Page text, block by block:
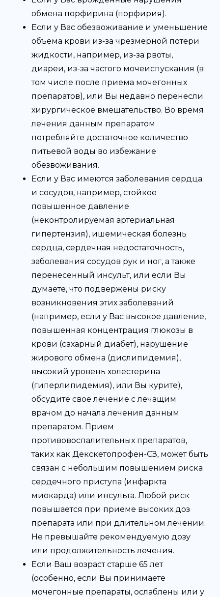
обмена порфирина (порфирия).
Если у Вас обезвоживание и уменьшение
объема крови из-за чрезмерной потери
жидкости, например, из-за рвоты,
диареи, из-за частого мочеиспускания (в
том числе после приема мочегонных
препаратов), или Вы недавно перенесли
хирургическое вмешательство. Во время
лечения данным препаратом
потребляйте достаточное количество
питьевой воды во избежание
обезвоживания.
Если у Вас имеются заболевания сердца
и сосудов, например, стойкое
повышенное давление
(неконтролируемая артериальная
гипертензия), ишемическая болезнь
сердца, сердечная недостаточность,
заболевания сосудов рук и ног, а также
перенесенный инсульт, или если Вы
думаете, что подвержены риску
возникновения этих заболеваний
(например, если у Вас высокое давление,
повышенная концентрация глюкозы в
крови (сахарный диабет), нарушение
жирового обмена (дислипидемия),
высокий уровень холестерина
(гиперлипидемия), или Вы курите),
обсудите свое лечение с лечащим
врачом до начала лечения данным
препаратом. Прием
противовоспалительных препаратов,
таких как Декскетопрофен-СЗ, может быть
связан с небольшим повышением риска
сердечного приступа (инфаркта
миокарда) или инсульта. Любой риск
повышается при приеме высоких доз
препарата или при длительном лечении.
Не превышайте рекомендуемую дозу
или продолжительность лечения.
Если Ваш возраст старше 65 лет
(особенно, если Вы принимаете
мочегонные препараты, ослаблены или у